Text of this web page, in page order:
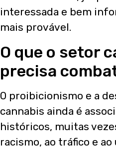
interessada e bem
mais provável.
O que o setor
precisa
O proibicionismo e a
cannabis ainda é
históricos, muitas
racismo, ao tráfico e